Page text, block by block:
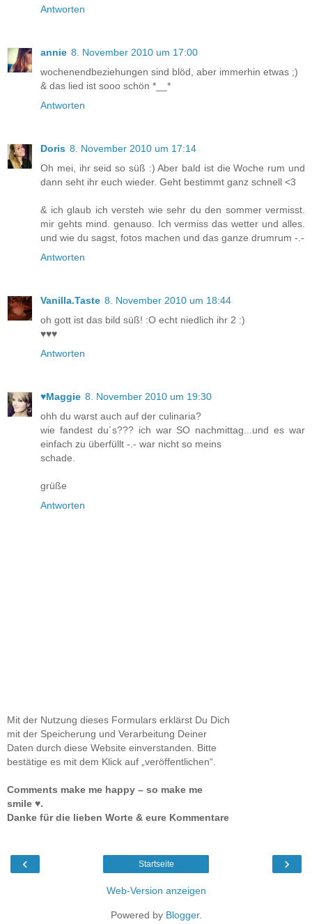
Antworten
annie 8. November 2010 um 17:00
wochenendbeziehungen sind blöd, aber immerhin etwas ;)
& das lied ist sooo schön *__*
Antworten
Doris 8. November 2010 um 17:14
Oh mei, ihr seid so süß :) Aber bald ist die Woche rum und
dann seht ihr euch wieder. Geht bestimmt ganz schnell <3
& ich glaub ich versteh wie sehr du den sommer vermisst.
mir gehts mind. genauso. Ich vermiss das wetter und alles.
und wie du sagst, fotos machen und das ganze drumrum -.-
Antworten
Vanilla.Taste 8. November 2010 um 18:44
oh gott ist das bild süß! :O echt niedlich ihr 2 :)
♥♥♥
Antworten
♥Maggie 8. November 2010 um 19:30
ohh du warst auch auf der culinaria?
wie fandest du´s??? ich war SO nachmittag...und es war
einfach zu überfüllt -.- war nicht so meins
schade.
grüße
Antworten
Mit der Nutzung dieses Formulars erklärst Du Dich
mit der Speicherung und Verarbeitung Deiner
Daten durch diese Website einverstanden. Bitte
bestätige es mit dem Klick auf „veröffentlichen“.
Comments make me happy – so make me
smile ♥.
Danke für die lieben Worte & eure Kommentare
‹ ›
Startseite
Web-Version anzeigen
Powered by Blogger.